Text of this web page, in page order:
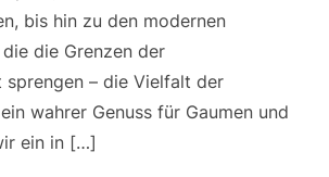
bis hin zu den modernen
die Grenzen der
– die Vielfalt der
wahrer Genuss für Gaumen und
ein in […]